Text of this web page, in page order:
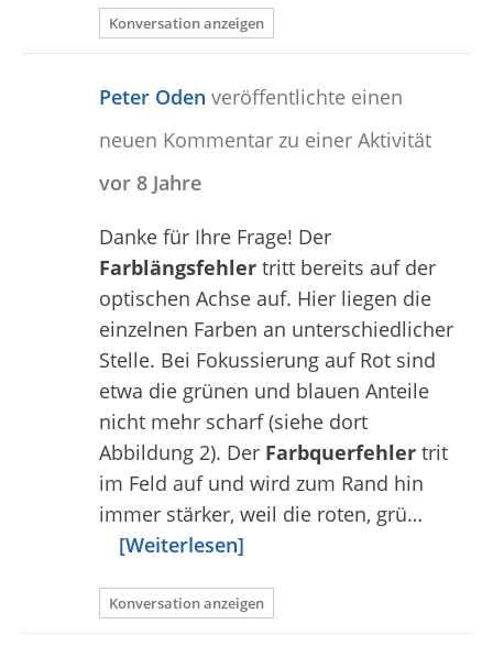
Konversation anzeigen
Peter Oden veröffentlichte einen
neuen Kommentar zu einer Aktivität
vor 8 Jahre
Danke für Ihre Frage! Der
Farblängsfehler tritt bereits auf der
optischen Achse auf. Hier liegen die
einzelnen Farben an unterschiedlicher
Stelle. Bei Fokussierung auf Rot sind
etwa die grünen und blauen Anteile
nicht mehr scharf (siehe dort
Abbildung 2). Der Farbquerfehler trit
im Feld auf und wird zum Rand hin
immer stärker, weil die roten, grü…
[Weiterlesen]
Konversation anzeigen